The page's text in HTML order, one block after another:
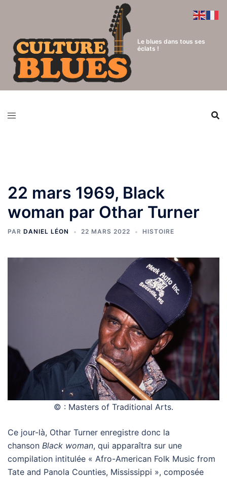
Le blues dans tous ses
éclats !
22 mars 1969, Black
woman par Othar Turner
PAR DANIEL LÉON 22 MARS 2022 HISTOIRE
© : Masters of Traditional Arts.
Ce jour-là, Othar Turner enregistre donc la
chanson Black woman, qui apparaîtra sur une
compilation intitulée « Afro-American Folk Music from
Tate and Panola Counties, Mississippi », composée